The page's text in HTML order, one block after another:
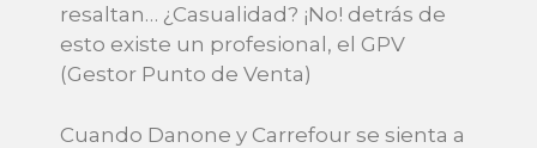
resaltan… ¿Casualidad? ¡No! detrás de
esto existe un profesional, el GPV
(Gestor Punto de Venta)
Cuando Danone y Carrefour se sienta a